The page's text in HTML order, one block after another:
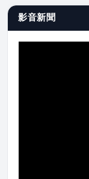
影音新聞